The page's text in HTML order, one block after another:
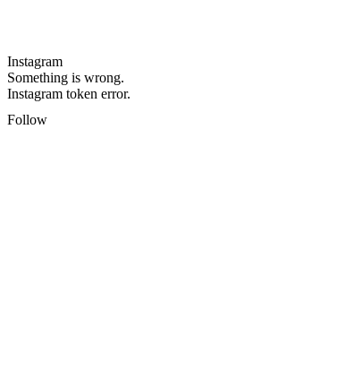
Instagram
Something is wrong.
Instagram token error.
Follow